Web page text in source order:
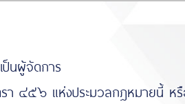
นผู้จัดการ
๔๕๖ แห่งประมวลกฎหมายนี้ ห